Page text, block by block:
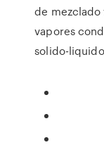
de mezclado
vapores
solido-